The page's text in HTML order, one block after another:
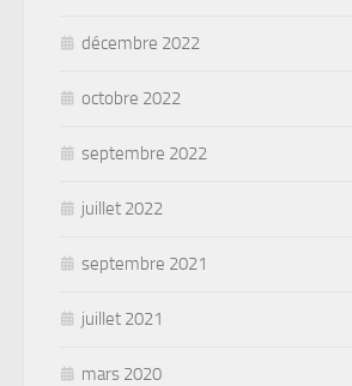
décembre 2022
octobre 2022
septembre 2022
juillet 2022
septembre 2021
juillet 2021
mars 2020